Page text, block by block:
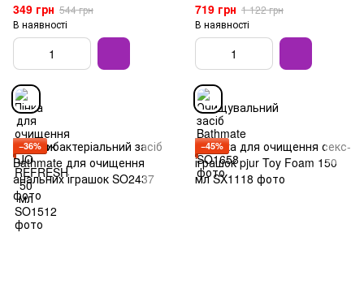
349 грн 544 грн
В наявності
719 грн 1 122 грн
В наявності
−36% −45%